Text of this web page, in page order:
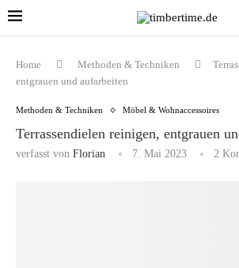
Home Methoden & Techniken
entgrauen und aufarbeiten
Methoden & Techniken Möbel & Wohnaccessoires
Terrassendielen reinigen, entgrauen
verfasst von Florian 7. Mai 2023 2